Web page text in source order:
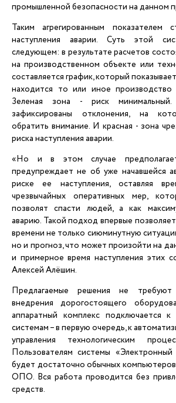
промышленной безопасности на данном
Таким агрегированным показателем
наступления аварии. Суть этой
следующем: в результате расчетов
на производственном объекте или
составляется график, который
находится то или иное
Зеленая зона - риск
зафиксированы отклонения, на
обратить внимание. И красная - зона
риска наступления аварии.
«Но и в этом случае
предупреждает не об уже начавшейся
риске ее наступления, оставляя
чрезвычайных оперативных мер,
позволят спасти людей, а как
аварию. Такой подход впервые
времени не только сиюминутную
но и прогноз, что может произойти на
и примерное время наступления этих
Алексей Алёшин.
Предлагаемые решения не
внедрения дорогостоящего
аппаратный комплекс подключается
системам – в первую очередь, к
управления технологическим
Пользователям системы
будет достаточно обычных
ОПО. Вся работа проводится без
средств.